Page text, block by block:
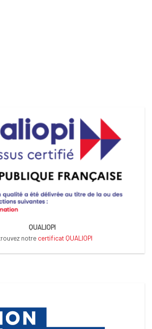
QUALIOPI
notre certificat QUALIOPI